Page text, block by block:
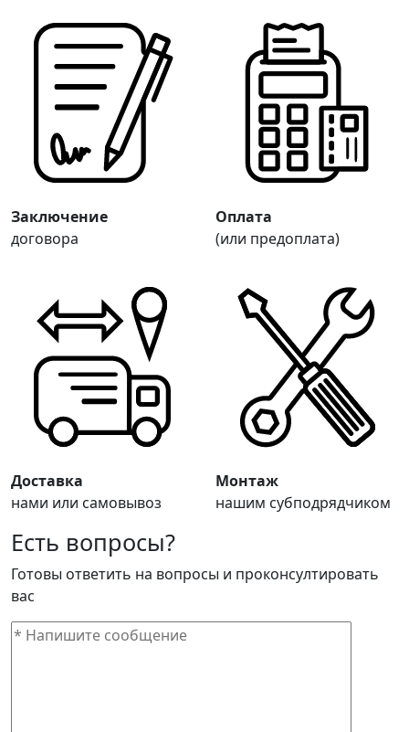
Заключение
договора
Оплата
(или предоплата)
Доставка
нами или самовывоз
Монтаж
нашим субподрядчиком
Есть вопросы?
Готовы ответить на вопросы и проконсултировать
вас